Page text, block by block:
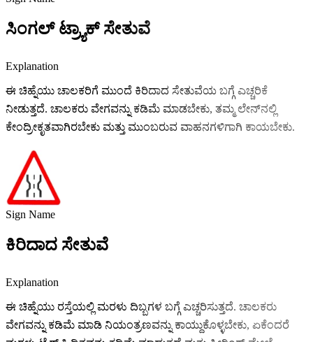
ಸಿಂಗಲ್ ಟ್ರ್ಯಾಕ್ ಸೇತುವೆ
Explanation
ಈ ಚಿಹ್ನೆಯು ಚಾಲಕರಿಗೆ ಮುಂದೆ ಕಿರಿದಾದ ಸೇತುವೆಯ ಬಗ್ಗೆ ಎಚ್ಚರಿಕೆ
ನೀಡುತ್ತದೆ. ಚಾಲಕರು ವೇಗವನ್ನು ಕಡಿಮೆ ಮಾಡಬೇಕು, ತಮ್ಮ ಲೇನ್‌ನಲ್ಲಿ
ಕೇಂದ್ರೀಕೃತವಾಗಿರಬೇಕು ಮತ್ತು ಮುಂಬರುವ ವಾಹನಗಳಿಗಾಗಿ ಕಾಯಬೇಕು.
Sign Name
ಕಿರಿದಾದ ಸೇತುವೆ
Explanation
ಈ ಚಿಹ್ನೆಯು ರಸ್ತೆಯಲ್ಲಿ ಮರಳು ದಿಬ್ಬಗಳ ಬಗ್ಗೆ ಎಚ್ಚರಿಸುತ್ತದೆ. ಚಾಲಕರು
ವೇಗವನ್ನು ಕಡಿಮೆ ಮಾಡಿ ನಿಯಂತ್ರಣವನ್ನು ಕಾಯ್ದುಕೊಳ್ಳಬೇಕು, ಏಕೆಂದರೆ